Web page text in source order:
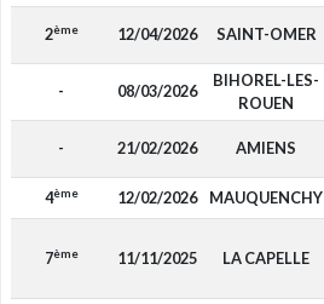
2ème 12/04/2026 SAINT-OMER
- 08/03/2026
BIHOREL-LES-
ROUEN
- 21/02/2026 AMIENS
4ème 12/02/2026 MAUQUENCHY
7ème 11/11/2025 LA CAPELLE